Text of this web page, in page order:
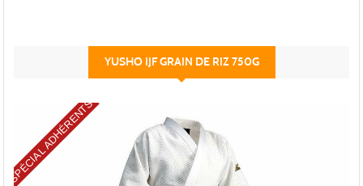
YUSHO IJF GRAIN DE RIZ 750G
SPÉCIAL ADHÉRENTS